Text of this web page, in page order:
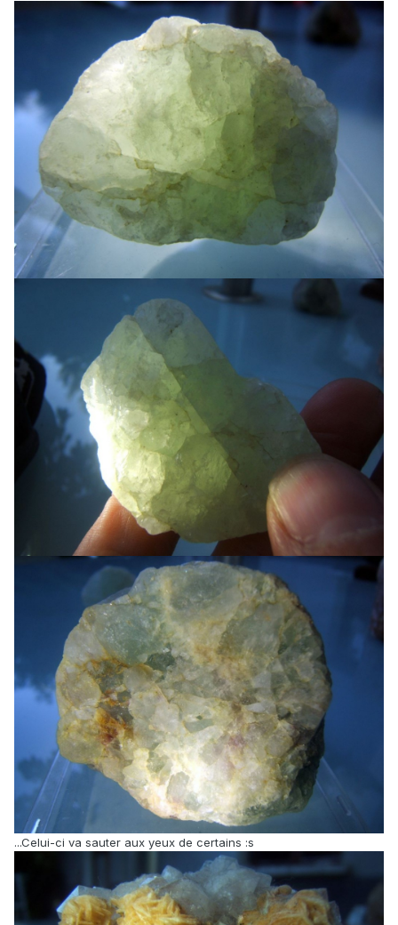
...Celui-ci va sauter aux yeux de certains :s